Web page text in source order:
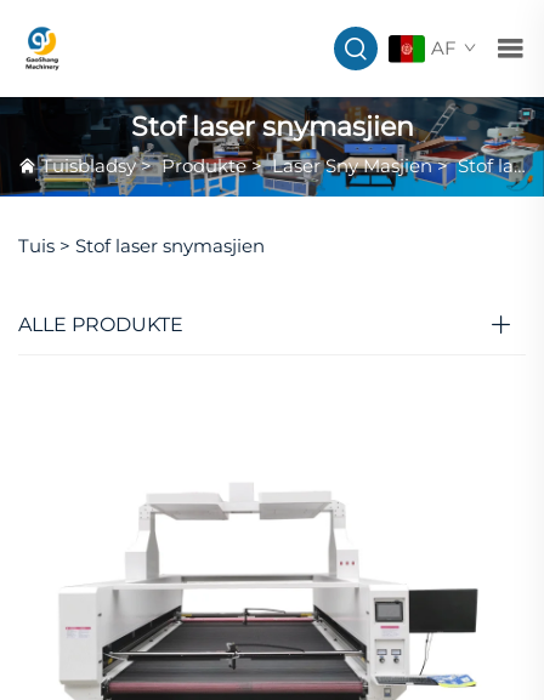
AF
Stof laser snymasjien
Tuisbladsy>Produkte>Laser Sny Masjien>Stof laser snymasjien
Tuis > Stof laser snymasjien
ALLE PRODUKTE